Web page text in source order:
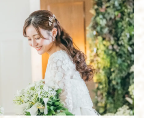
詳細を見る
予約する
14:00 - 17:00
詳細を見る
予約する
ィネート展示
婚礼アイテム展示